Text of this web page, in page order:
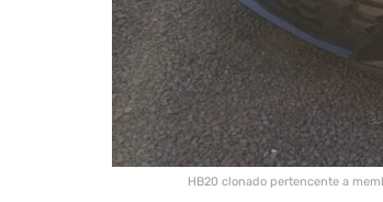
HB20 clonado pertencente a